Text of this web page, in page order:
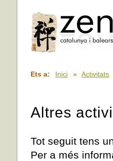
Ets a: Inici » Activitats
Altres
Tot seguit tens
Per a més